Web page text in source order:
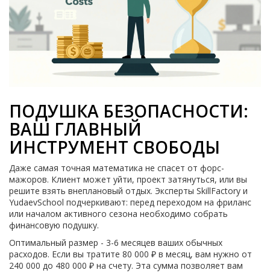
ПОДУШКА БЕЗОПАСНОСТИ:
ВАШ ГЛАВНЫЙ
ИНСТРУМЕНТ СВОБОДЫ
Даже самая точная математика не спасет от форс-
мажоров. Клиент может уйти, проект затянуться, или вы
решите взять внеплановый отдых. Эксперты SkillFactory и
YudaevSchool подчеркивают: перед переходом на фриланс
или началом активного сезона необходимо собрать
финансовую подушку.
Оптимальный размер - 3-6 месяцев ваших обычных
расходов. Если вы тратите 80 000 ₽ в месяц, вам нужно от
240 000 до 480 000 ₽ на счету. Эта сумма позволяет вам